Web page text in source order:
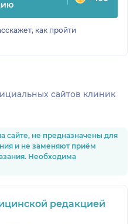
как пройти
сайтов клиник
не предназначены для
и не заменяют приём
Необходима
редакцией